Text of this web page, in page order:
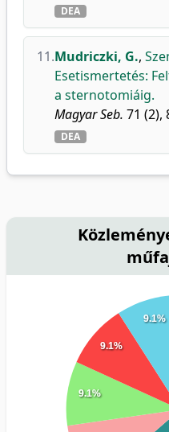
DEA
11.Mudriczki, G.,
Esetismertetés:
a sternotomiáig.
Magyar Seb. 71 (2),
DEA
9.1%
9.1%
9.1%